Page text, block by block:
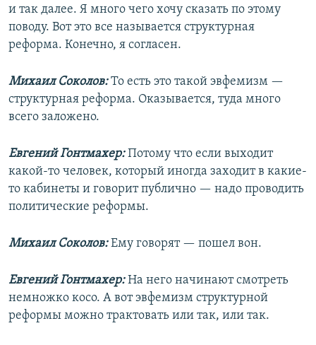
и так далее. Я много чего хочу сказать по этому
поводу. Вот это все называется структурная
реформа. Конечно, я согласен.
Михаил Соколов:То есть это такой эвфемизм —
структурная реформа. Оказывается, туда много
всего заложено.
Евгений Гонтмахер:Потому что если выходит
какой-то человек, который иногда заходит в какие-
то кабинеты и говорит публично — надо проводить
политические реформы.
Михаил Соколов:Ему говорят — пошел вон.
Евгений Гонтмахер:На него начинают смотреть
немножко косо. А вот эвфемизм структурной
реформы можно трактовать или так, или так.